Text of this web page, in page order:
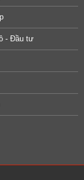
- Đầu tư